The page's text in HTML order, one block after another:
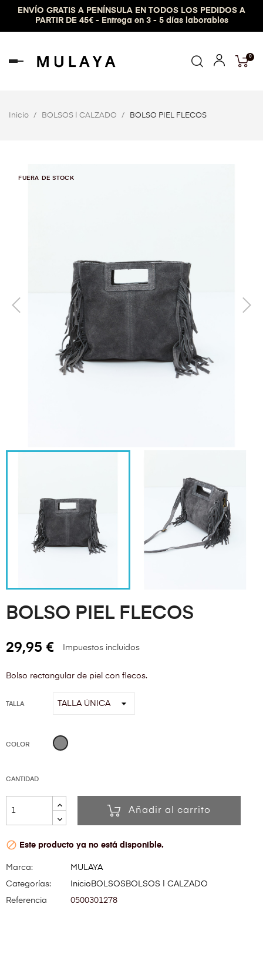
ENVÍO GRATIS A PENÍNSULA EN TODOS LOS PEDIDOS A
PARTIR DE 45€ - Entrega en 3 - 5 días laborables
Navegación
0
Inicio BOLSOS | CALZADO BOLSO PIEL FLECOS
FUERA DE STOCK
BOLSO PIEL FLECOS
29,95 € Impuestos incluidos
Bolso rectangular de piel con flecos.
TALLA
COLOR Gris
CANTIDAD
Añadir al carrito
 Este producto ya no está disponible.
Marca:
MULAYA
Categorías:
Inicio BOLSOS BOLSOS | CALZADO
Referencia
0500301278